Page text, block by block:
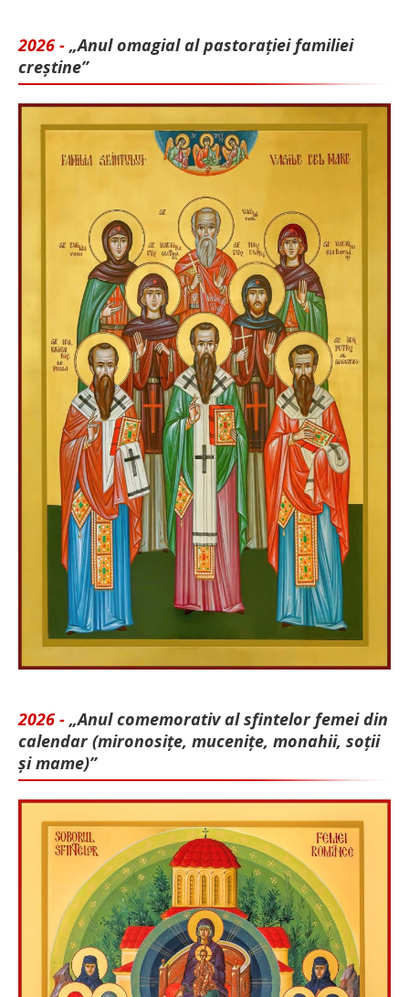
2026 - „Anul omagial al pastorației familiei
creștine”
2026 - „Anul comemorativ al sfintelor femei din
calendar (mironosițe, mu­cenițe, monahii, soții
și mame)”